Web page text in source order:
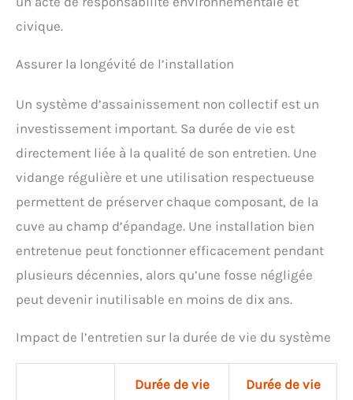
civique.
Assurer la longévité de l’installation
Un système d’assainissement non collectif est un
investissement important. Sa durée de vie est
directement liée à la qualité de son entretien. Une
vidange régulière et une utilisation respectueuse
permettent de préserver chaque composant, de la
cuve au champ d’épandage. Une installation bien
entretenue peut fonctionner efficacement pendant
plusieurs décennies, alors qu’une fosse négligée
peut devenir inutilisable en moins de dix ans.
Impact de l’entretien sur la durée de vie du système
Durée de vie
Durée de vie